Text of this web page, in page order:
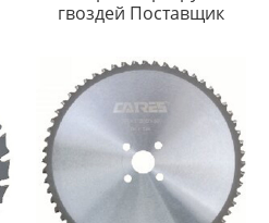
гвоздей Поставщик